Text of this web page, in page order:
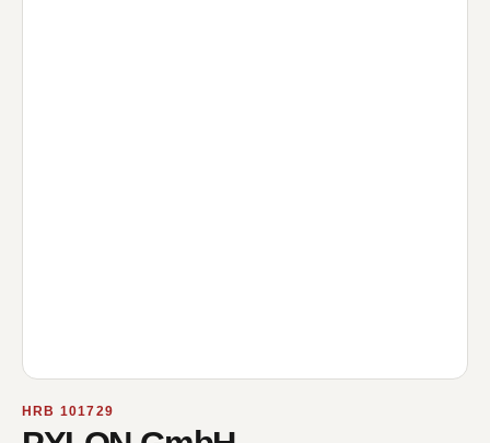
HRB 101729